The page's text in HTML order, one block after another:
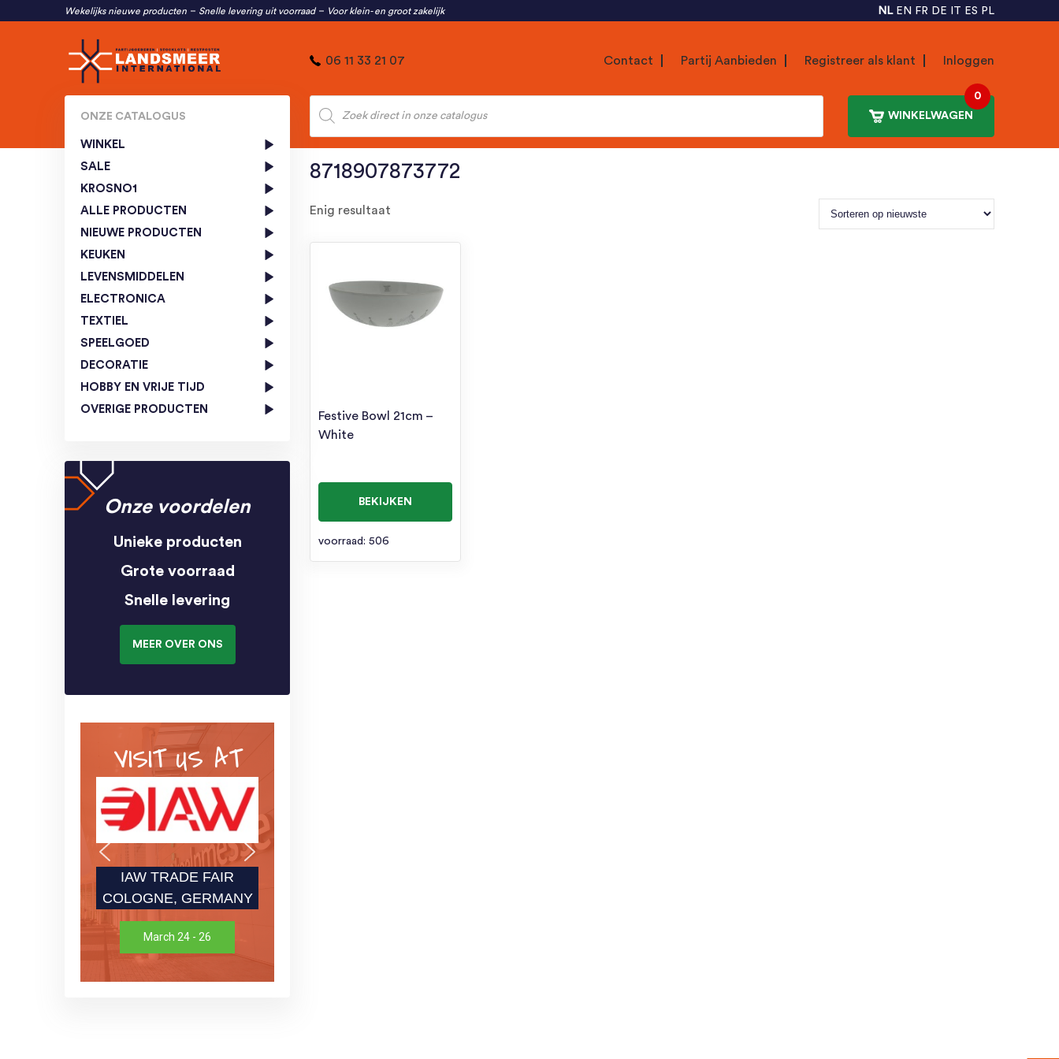
Wekelijks nieuwe producten Snelle levering uit voorraad Voor klein- en groot zakelijk NL EN FR DE IT ES PL
06 11 33 21 07 Contact Partij Aanbieden Registreer als klant Inloggen
Producten
zoeken
WINKELWAGEN
0
ONZE CATALOGUS
WINKEL
SALE
KROSNO1
ALLE PRODUCTEN
NIEUWE PRODUCTEN
KEUKEN
LEVENSMIDDELEN
ELECTRONICA
TEXTIEL
SPEELGOED
DECORATIE
HOBBY EN VRIJE TIJD
OVERIGE PRODUCTEN
Onze voordelen
Unieke producten
Grote voorraad
Snelle levering
MEER OVER ONS
VISIT US AT
IAW TRADE FAIR
COLOGNE, GERMANY
March 24 - 26
8718907873772
Enig resultaat
Festive Bowl 21cm –
White
BEKIJKEN
voorraad: 506